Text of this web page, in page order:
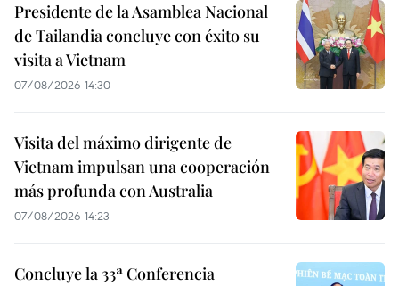
Presidente de la Asamblea Nacional
de Tailandia concluye con éxito su
visita a Vietnam
07/08/2026 14:30
Visita del máximo dirigente de
Vietnam impulsan una cooperación
más profunda con Australia
07/08/2026 14:23
Concluye la 33ª Conferencia